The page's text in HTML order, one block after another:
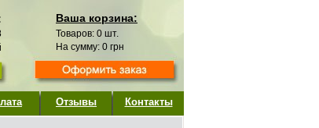
Ваша корзина:
Товаров: 0 шт.
На сумму: 0 грн
Отзывы Контакты